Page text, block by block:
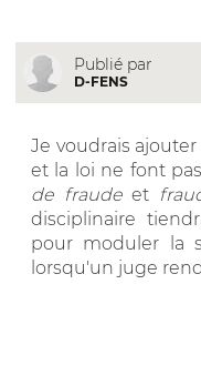
Publié par
D-FENS
Je voudrais
et la loi ne font
de fraudeet
disciplinaire
pour moduler la
lorsqu'un juge